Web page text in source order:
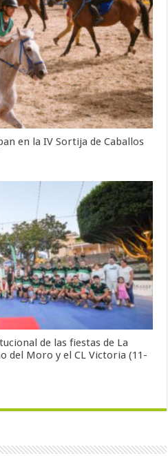
en la IV Sortija de Caballos
de las fiestas de La
del Moro y el CL Victoria (11-